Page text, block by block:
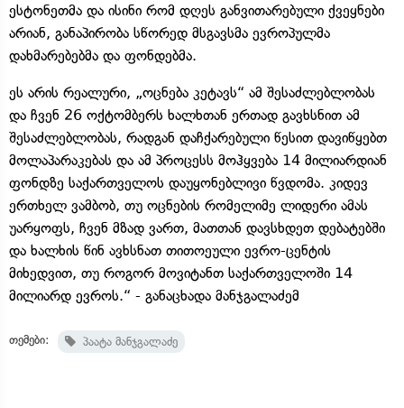
ესტონეთმა და ისინი რომ დღეს განვითარებული ქვეყნები
არიან, განაპირობა სწორედ მსგავსმა ევროპულმა
დახმარებებმა და ფონდებმა.
ეს არის რეალური, „ოცნება კეტავს“ ამ შესაძლებლობას
და ჩვენ 26 ოქტომბერს ხალხთან ერთად გავხსნით ამ
შესაძლებლობას, რადგან დაჩქარებული წესით დავიწყებთ
მოლაპარაკებას და ამ პროცესს მოჰყვება 14 მილიარდიან
ფონდზე საქართველოს დაუყონებლივი წვდომა. კიდევ
ერთხელ ვამბობ, თუ ოცნების რომელიმე ლიდერი ამას
უარყოფს, ჩვენ მზად ვართ, მათთან დავსხდეთ დებატებში
და ხალხის წინ ავხსნათ თითოეული ევრო-ცენტის
მიხედვით, თუ როგორ მოვიტანთ საქართველოში 14
მილიარდ ევროს.“ - განაცხადა მანჯგალაძემ
თემები: პაატა მანჯგალაძე